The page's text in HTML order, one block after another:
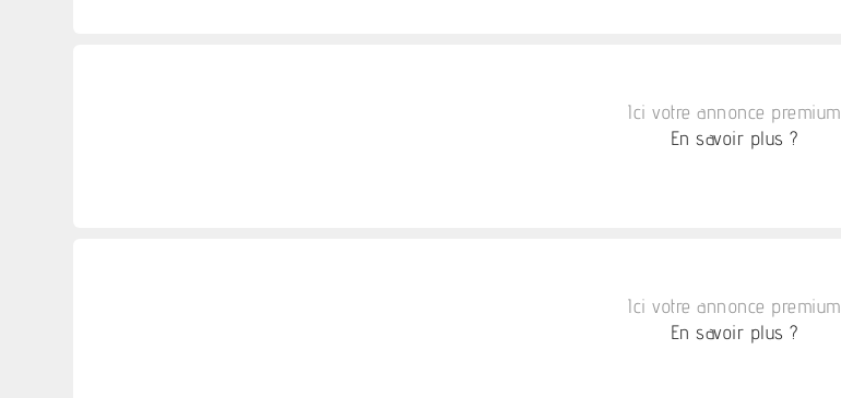
Ici votre annonce premium
En savoir plus ?
Ici votre annonce premium
En savoir plus ?